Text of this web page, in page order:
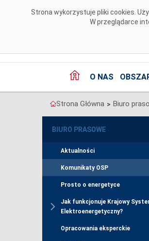
Strona wykorzystuje pliki cookies.
W przeglądarce
O NAS
Strona Główna > Biuro
BIURO PRASOWE
Aktualności
Komunikaty OSP
Prosto o energetyce
Jak funkcjonuje Krajowy
Elektroenergetyczny?
Opracowania eksperckie